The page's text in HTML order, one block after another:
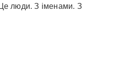
люди. З іменами. З